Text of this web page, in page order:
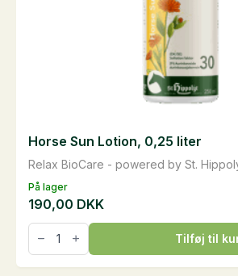
På lager
Relax BioCare - powered by St.
Horse Sun Lotion, 0,25 liter
190,00 DKK
Horse
Sun
Lotion,
0,25
Tilføj til